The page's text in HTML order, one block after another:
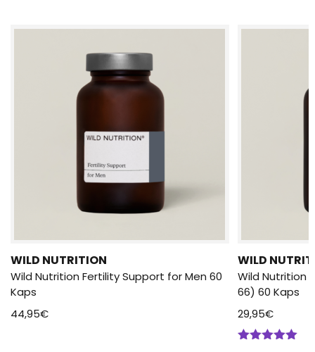
WILD NUTRITION
Wild Nutrition Fertility Support for Men 60
Kaps
44,95€
WILD
Wild Nutrition
66) 60 Kaps
29,95€